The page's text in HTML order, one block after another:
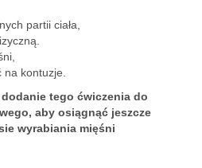
partii ciała,
kontuzje.
tego ćwiczenia do
aby osiągnąć jeszcze
wyrabiania mięśni